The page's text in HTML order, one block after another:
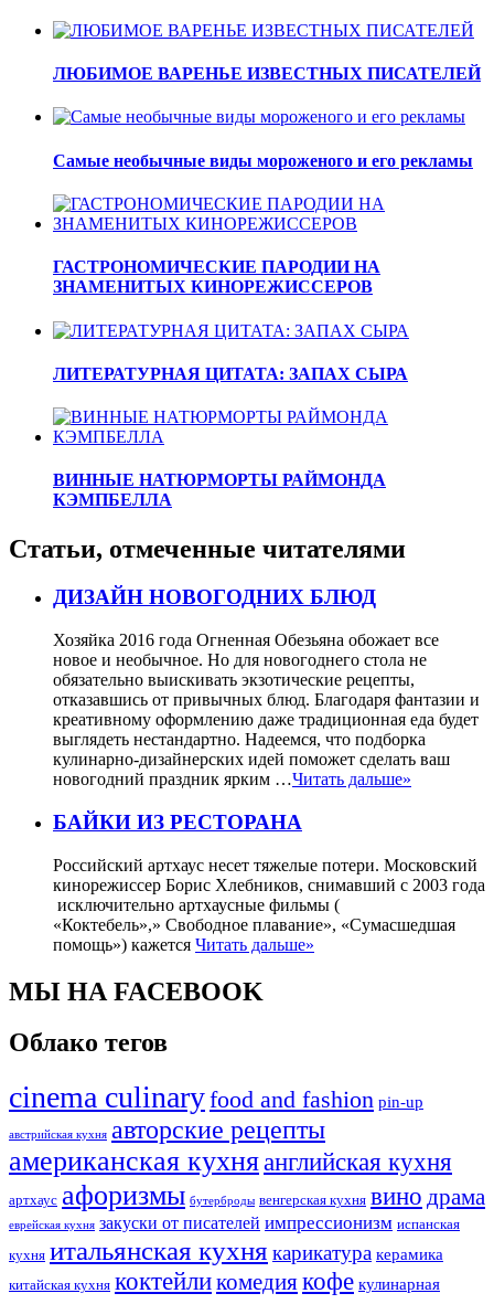
ЛЮБИМОЕ ВАРЕНЬЕ ИЗВЕСТНЫХ ПИСАТЕЛЕЙ
Самые необычные виды мороженого и его рекламы
ГАСТРОНОМИЧЕСКИЕ ПАРОДИИ НА
ЗНАМЕНИТЫХ КИНОРЕЖИССЕРОВ
ЛИТЕРАТУРНАЯ ЦИТАТА: ЗАПАХ СЫРА
ВИННЫЕ НАТЮРМОРТЫ РАЙМОНДА
КЭМПБЕЛЛА
Статьи, отмеченные читателями
ДИЗАЙН НОВОГОДНИХ БЛЮД
Хозяйка 2016 года Огненная Обезьяна обожает все
новое и необычное. Но для новогоднего стола не
обязательно выискивать экзотические рецепты,
отказавшись от привычных блюд. Благодаря фантазии и
креативному оформлению даже традиционная еда будет
выглядеть нестандартно. Надеемся, что подборка
кулинарно-дизайнерских идей поможет сделать ваш
новогодний праздник ярким …Читать дальше»
БАЙКИ ИЗ РЕСТОРАНА
Российский артхаус несет тяжелые потери. Московский
кинорежиссер Борис Хлебников, снимавший с 2003 года
исключительно артхаусные фильмы (
«Коктебель»,» Свободное плавание», «Сумасшедшая
помощь») кажется Читать дальше»
МЫ НА FACEBOOK
Облако тегов
cinema culinaryfood аnd fashion pin-up
австрийская кухня авторские рецепты
американская кухняанглийская кухня
артхаус афоризмы бутерброды венгерская кухня вино драма
еврейская кухня закуски от писателей импрессионизм испанская
кухня итальянская кухня карикатура керамика
китайская кухня коктейликомедиякофе кулинарная